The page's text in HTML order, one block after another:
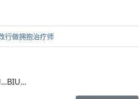
行做拥抱治疗师